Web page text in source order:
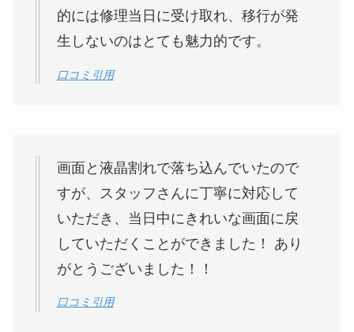
的には修理当日に受け取れ、移行が発
生しないのはとても魅力的です。
口コミ引用
画面と液晶割れで落ち込んでいたので
すが、スタッフさんに丁寧に対応して
いただき、当日中にきれいな画面に戻
していただくことができました！ あり
がとうございました！！
口コミ引用